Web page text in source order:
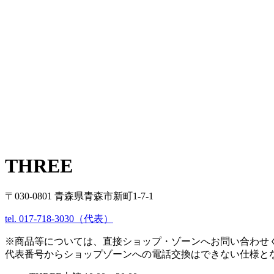
THREE
〒030-0801 青森県青森市新町1-7-1
tel. 017-718-3030（代表）
※商品等については、直接ショップ・ゾーンへお問い合わせ
代表番号からショップゾーンへの電話交換はできない仕様と